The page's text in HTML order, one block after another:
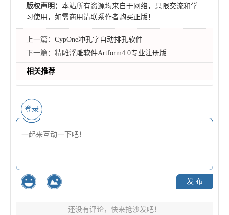
版权声明： 本站所有资源均来自于网络，只限交流和学
习使用，如需商用请联系作者购买正版！
上一篇： CypOne冲孔字自动排孔软件
下一篇： 精雕浮雕软件Artform4.0专业注册版
相关推荐
登录
发 布
还没有评论，快来抢沙发吧！